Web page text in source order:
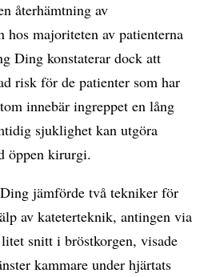
återhämtning av
hos majoriteten av patienterna
Ding konstaterar dock att
risk för de patienter som har
innebär ingreppet en lång
sjuklighet kan utgöra
öppen kirurgi.
jämförde två tekniker för
av kateterteknik, antingen via
snitt i bröstkorgen, visade
kammare under hjärtats